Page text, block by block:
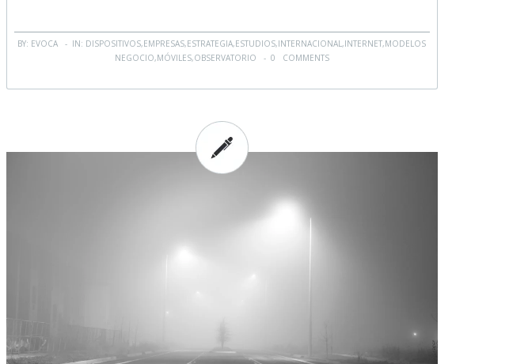
BY: EVOCA - IN: DISPOSITIVOS,EMPRESAS,ESTRATEGIA,ESTUDIOS,INTERNACIONAL,INTERNET,MODELOS
NEGOCIO,MÓVILES,OBSERVATORIO - 0 COMMENTS